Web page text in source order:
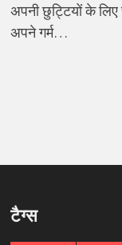
अपनी छुट्टियों के
अपने गर्म…
टैग्स